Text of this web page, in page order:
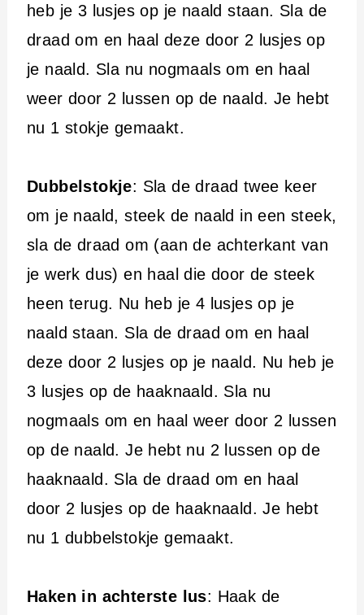
heb je 3 lusjes op je naald staan. Sla de
draad om en haal deze door 2 lusjes op
je naald. Sla nu nogmaals om en haal
weer door 2 lussen op de naald. Je hebt
nu 1 stokje gemaakt.
Dubbelstokje: Sla de draad twee keer
om je naald, steek de naald in een steek,
sla de draad om (aan de achterkant van
je werk dus) en haal die door de steek
heen terug. Nu heb je 4 lusjes op je
naald staan. Sla de draad om en haal
deze door 2 lusjes op je naald. Nu heb je
3 lusjes op de haaknaald. Sla nu
nogmaals om en haal weer door 2 lussen
op de naald. Je hebt nu 2 lussen op de
haaknaald. Sla de draad om en haal
door 2 lusjes op de haaknaald. Je hebt
nu 1 dubbelstokje gemaakt.
Haken in achterste lus: Haak de